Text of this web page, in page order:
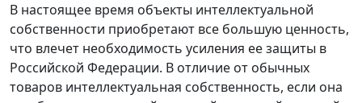
В настоящее время объекты интеллектуальной
собственности приобретают все большую ценность,
что влечет необходимость усиления ее защиты в
Российской Федерации. В отличие от обычных
товаров интеллектуальная собственность, если она